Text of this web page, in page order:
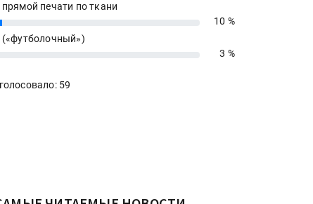
печати по ткани
10 %
3 %
59